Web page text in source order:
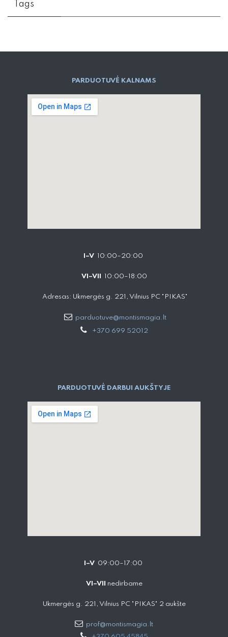
Tags
PARD​UOTUVĖ​ KALNAMS
I–V 10:00–20:00
VI–VII 10:00–18:00
Adresas: Ukmergės g. 221, Vilnius PC "PIKAS"
parduotuve@montismagia.lt
+370 699 52012
PARDUOTUVĖ DARBUI AUKŠTYJE
I–V 09:00–17:00
VI–VII nedirbame
Ukmergės g. 221, Vilnius PC "PIKAS" 2 aukšte
prof@montismagia.lt